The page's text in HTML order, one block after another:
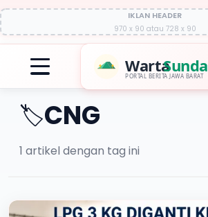
IKLAN HEADER
970 x 90 atau 728 x 90
WartaSunda
PORTAL BERITA JAWA BARAT
🏷️CNG
1 artikel dengan tag ini